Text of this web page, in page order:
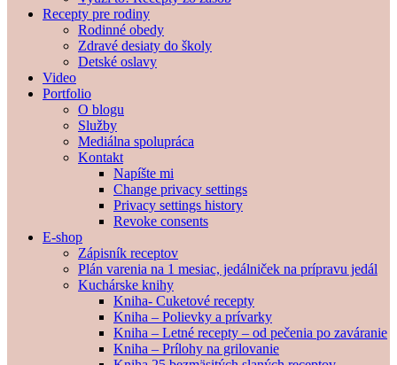
Recepty pre rodiny
Rodinné obedy
Zdravé desiaty do školy
Detské oslavy
Video
Portfolio
O blogu
Služby
Mediálna spolupráca
Kontakt
Napíšte mi
Change privacy settings
Privacy settings history
Revoke consents
E-shop
Zápisník receptov
Plán varenia na 1 mesiac, jedálniček na prípravu jedál
Kuchárske knihy
Kniha- Cuketové recepty
Kniha – Polievky a prívarky
Kniha – Letné recepty – od pečenia po zaváranie
Kniha – Prílohy na grilovanie